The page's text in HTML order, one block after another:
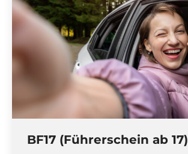
BF17 (Führerschein ab 17)